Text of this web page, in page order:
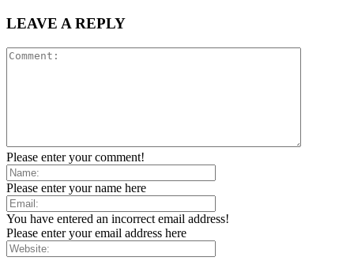
LEAVE A REPLY
Please enter your comment!
Please enter your name here
You have entered an incorrect email address!
Please enter your email address here